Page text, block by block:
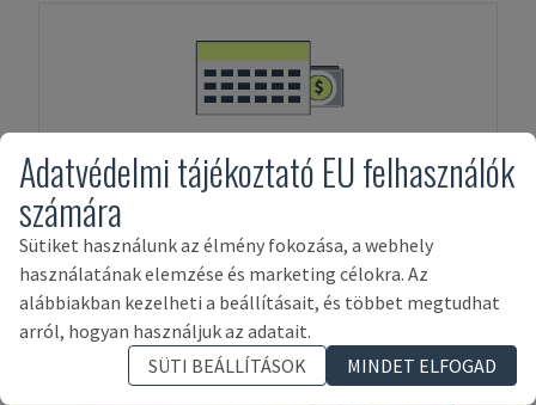
ESZKÖZFINANSZÍROZÁS
Kapcsolódó termékek a következőhöz:
MazakVTC 200 B
Adatvédelmi tájékoztató EU felhasználók
számára
Sütiket használunk az élmény fokozása, a webhely
használatának elemzése és marketing célokra. Az
alábbiakban kezelheti a beállításait, és többet megtudhat
arról, hogyan használjuk az adatait.
SÜTI BEÁLLÍTÁSOK
MINDET ELFOGAD